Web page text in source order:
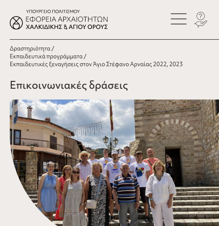
Δραστηριότητα
Εκπαιδευτικά προγράμματα
Εκπαιδευτικές ξεναγήσεις στον Άγιο Στέφανο Αρναίας 2022, 2023
Επικοινωνιακές δράσεις